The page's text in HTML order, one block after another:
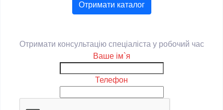
Отримати каталог
Отримати консультацію спеціаліста у робочий час
Ваше ім`я
Телефон